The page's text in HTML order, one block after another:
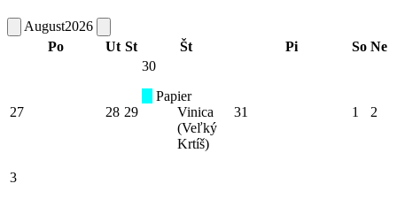
August2026
Po
Ut St Št Pi So Ne
27 28 29
30
Papier
Vinica
(Veľký
Krtíš)
31 1 2
3